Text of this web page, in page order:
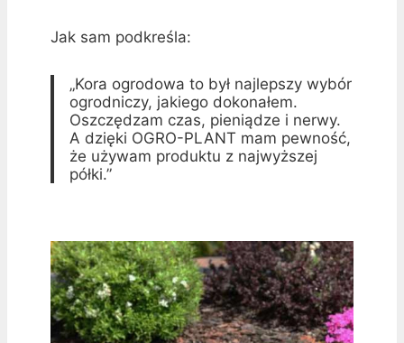
Jak sam podkreśla:
„Kora ogrodowa to był najlepszy wybór
ogrodniczy, jakiego dokonałem.
Oszczędzam czas, pieniądze i nerwy.
A dzięki OGRO-PLANT mam pewność,
że używam produktu z najwyższej
półki.”